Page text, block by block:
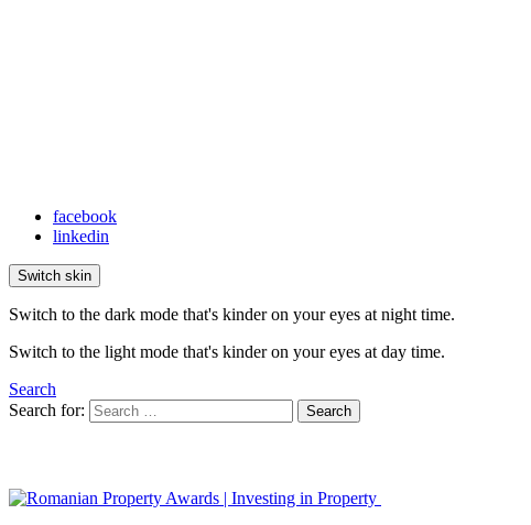
facebook
linkedin
Switch skin
Switch to the dark mode that's kinder on your eyes at night time.
Switch to the light mode that's kinder on your eyes at day time.
Search
Search for:
Search